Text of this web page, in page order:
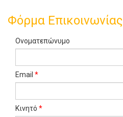
Φόρμα Επικοινωνίας
Ονοματεπώνυμο
Email *
Κινητό *